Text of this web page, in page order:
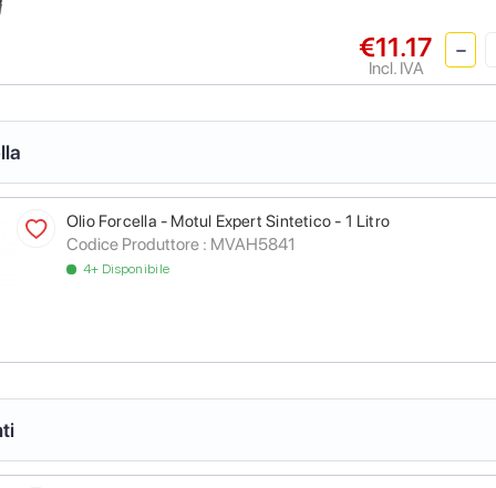
€11.17
Incl. IVA
Olio Forcella - Motul Expert Sintetico - 1 Litro
Codice Produttore : MVAH5841
4+ Disponibile